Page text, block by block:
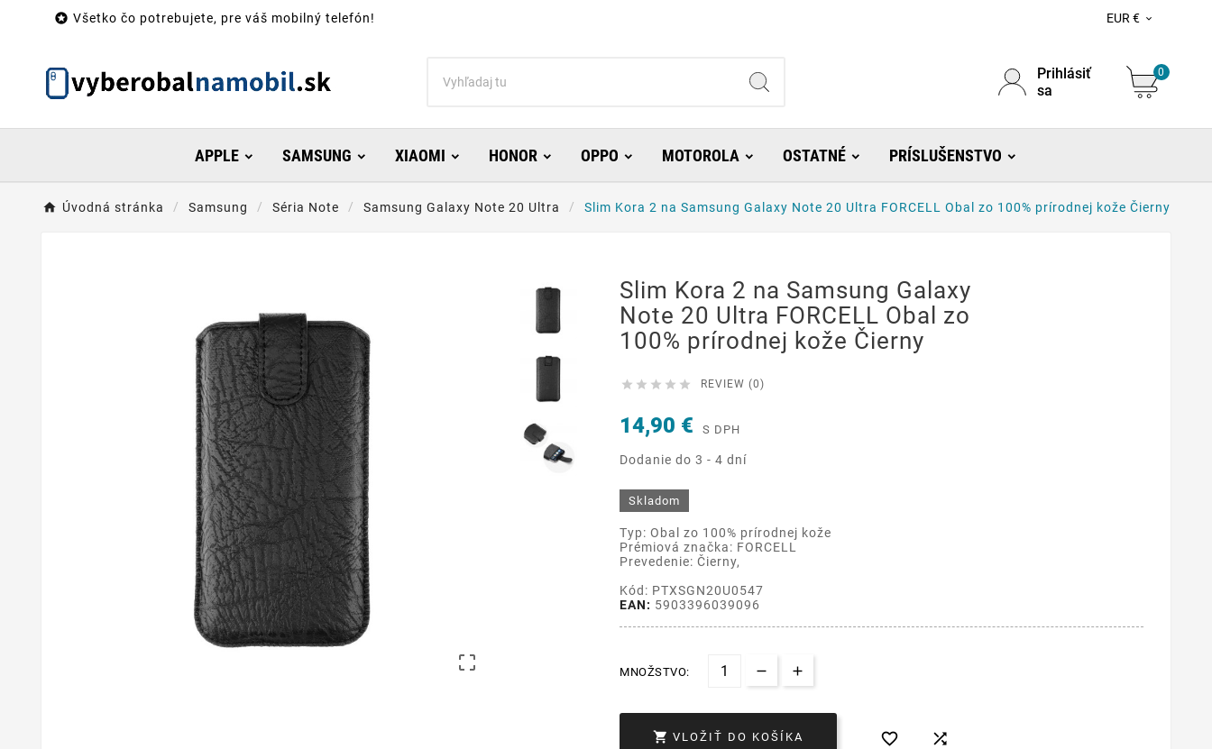
 Všetko čo potrebujete, pre váš mobilný telefón! EUR € 
Prihlásiť
sa
0
APPLE SAMSUNG XIAOMI HONOR OPPO MOTOROLA OSTATNÉ PRÍSLUŠENSTVO
Úvodná stránka Samsung Séria Note Samsung Galaxy Note 20 Ultra Slim Kora 2 na Samsung Galaxy Note 20 Ultra FORCELL Obal zo 100% prírodnej kože Čierny

Slim Kora 2 na Samsung Galaxy
Note 20 Ultra FORCELL Obal zo
100% prírodnej kože Čierny
     REVIEW (0)
14,90 € S DPH
Dodanie do 3 - 4 dní
Skladom
Typ: Obal zo 100% prírodnej kože
Prémiová značka: FORCELL
Prevedenie: Čierny,
Kód: PTXSGN20U0547
EAN: 5903396039096
MNOŽSTVO:
 VLOŽIŤ DO KOŠÍKA  